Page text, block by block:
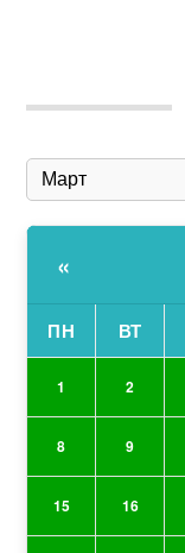
«
ПН ВТ
1 2
8 9
15 16